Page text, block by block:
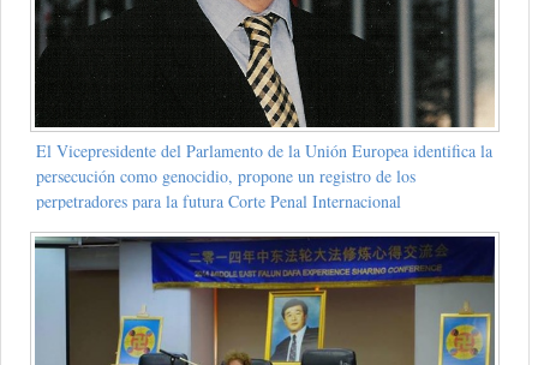
El Vicepresidente del Parlamento de la Unión Europea identifica la
persecución como genocidio, propone un registro de los
perpetradores para la futura Corte Penal Internacional